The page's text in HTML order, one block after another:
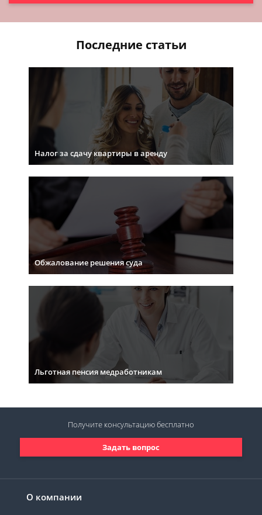
Последние статьи
Налог за сдачу квартиры в аренду
Обжалование решения суда
Льготная пенсия медработникам
О компании
Задать вопрос
Получите консультациюбесплатно